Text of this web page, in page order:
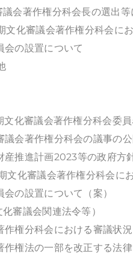
議会著作権分科会長の選出等
文化審議会著作権分科会に
会の設置について
文化審議会著作権分科会委
議会著作権分科会の議事の公
産推進計画2023等の政府方
文化審議会著作権分科会に
会の設置について（案）
審議会関連法令等）
作権分科会における審議状
作権法の一部を改正する法律